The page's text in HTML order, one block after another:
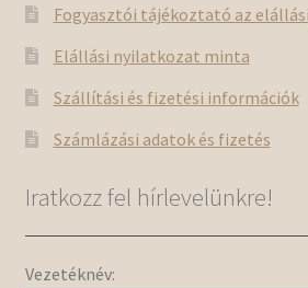
Fogyasztói tájékoztató az
Elállási nyilatkozat minta
Szállítási és fizetési információk
Számlázási adatok és fizetés
Iratkozz fel hírlevelünkre!
Vezetéknév: